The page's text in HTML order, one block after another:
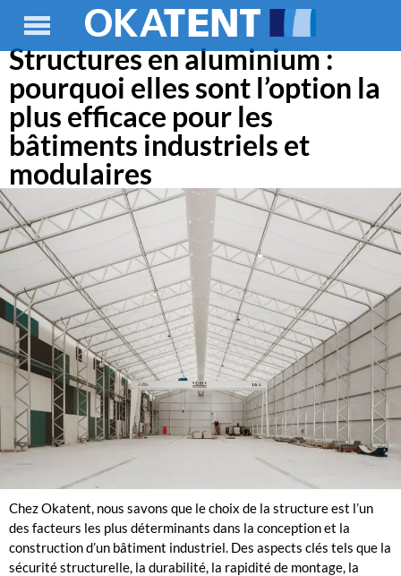
Structures en aluminium :
pourquoi elles sont l’option la
plus efficace pour les
bâtiments industriels et
modulaires
Chez Okatent, nous savons que le choix de la structure est l’un
des facteurs les plus déterminants dans la conception et la
construction d’un bâtiment industriel. Des aspects clés tels que la
sécurité structurelle, la durabilité, la rapidité de montage, la